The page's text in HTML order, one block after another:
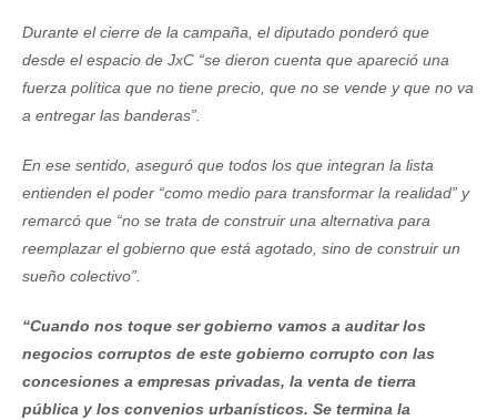
Durante el cierre de la campaña, el diputado ponderó que
desde el espacio de JxC “se dieron cuenta que apareció una
fuerza política que no tiene precio, que no se vende y que no va
a entregar las banderas”.
En ese sentido, aseguró que todos los que integran la lista
entienden el poder “como medio para transformar la realidad” y
remarcó que “no se trata de construir una alternativa para
reemplazar el gobierno que está agotado, sino de construir un
sueño colectivo”.
“Cuando nos toque ser gobierno vamos a auditar los
negocios corruptos de este gobierno corrupto con las
concesiones a empresas privadas, la venta de tierra
pública y los convenios urbanísticos. Se termina la